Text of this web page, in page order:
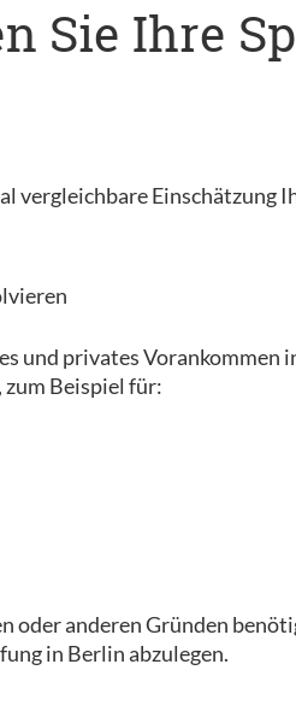
Sie Ihre
Einschätzung
und privates
Beispiel für:
oder anderen Gründen
in Berlin abzulegen.